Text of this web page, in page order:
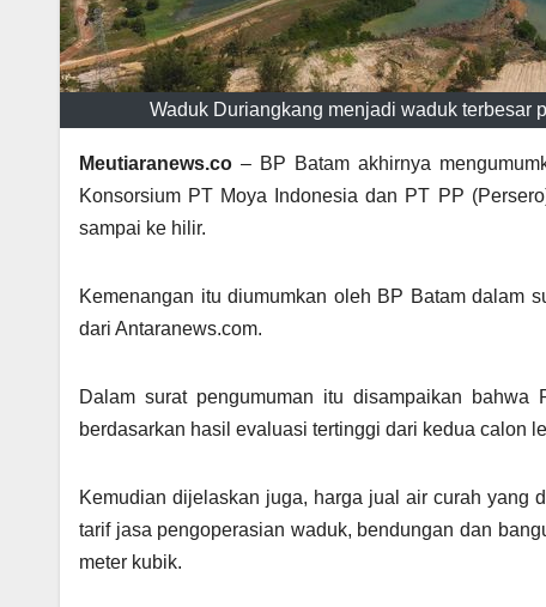
Waduk Duriangkang menjadi waduk terbesar
Meutiaranews.co – BP Batam akhirnya
Konsorsium PT Moya Indonesia dan PT PP
sampai ke hilir.
Kemenangan itu diumumkan oleh BP Batam dalam
dari Antaranews.com.
Dalam surat pengumuman itu disampaikan
berdasarkan hasil evaluasi tertinggi dari kedua calon
Kemudian dijelaskan juga, harga jual air curah yang
tarif jasa pengoperasian waduk, bendungan dan
meter kubik.